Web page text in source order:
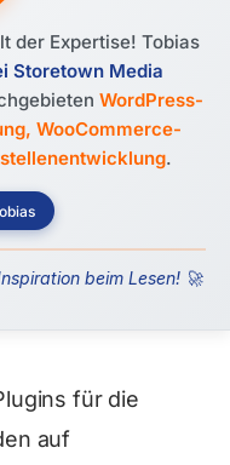
der Expertise! Tobias
Storetown Media
WordPress-
WooCommerce-
.
beim Lesen! 🚀
für die
auf